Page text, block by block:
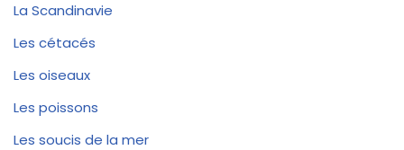
La Scandinavie
Les cétacés
Les oiseaux
Les poissons
Les soucis de la mer